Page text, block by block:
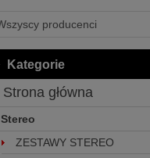
Kategorie
Strona główna
Stereo
ZESTAWY STEREO